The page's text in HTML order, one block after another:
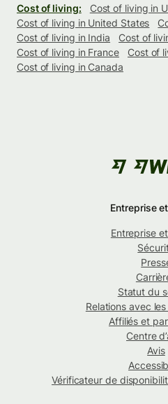
Cost of living:
Cost of living in
Cost of living in United States
Cost of living in India
Cost of
Cost of living in France
Cost of
Cost of living in Canada
Entreprise
Entreprise
Statut du
Relations avec
Affiliés et
Centre
Avis
Vérificateur de